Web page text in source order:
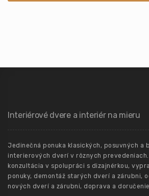
Interiérové dvere a interiér na mieru
Jedinečná ponuka klasických, posuvných a
interierových dverí v rôznych prevedeniach.
konzultácia v spolupráci s dizajnérkou,
ponuky, demontáž starých dverí a zárubni,
nových dverí a zárubni, doprava a